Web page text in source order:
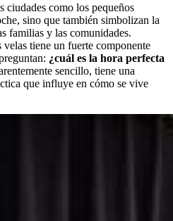
ciudades como los pequeños
sino que también simbolizan la
familias y las comunidades.
tiene un fuerte componente
¿cuál es la hora perfecta
sencillo, tiene una
que influye en cómo se vive